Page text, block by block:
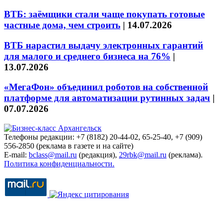
ВТБ: заёмщики стали чаще покупать готовые
частные дома, чем строить | 14.07.2026
ВТБ нарастил выдачу электронных гарантий
для малого и среднего бизнеса на 76% |
13.07.2026
«МегаФон» объединил роботов на собственной
платформе для автоматизации рутинных задач |
07.07.2026
Телефоны редакции: +7 (8182) 20-44-02, 65-25-40, +7 (909)
556-2850 (реклама в газете и на сайте)
E-mail: bclass@mail.ru (редакция), 29rbk@mail.ru (реклама).
Политика конфиденциальности.